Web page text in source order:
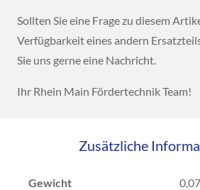
Sollten Sie eine Frage zu diesem
Verfügbarkeit eines andern
Sie uns gerne eine Nachricht.
Ihr Rhein Main Fördertechnik Team!
Zusätzliche
Gewicht